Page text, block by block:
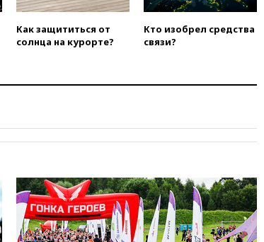
вчера, 21:00На границе
Украины с Польшей скопилось
свыше 6,5 тысячи грузовиков
пройдет в 2026 году
Белгородской области
вчера, 20:30Лидию Невзорову
заочно арестовали по делу о
финансировании
Как защититься от
солнца на курорте?
Кто изобрел средства
связи?